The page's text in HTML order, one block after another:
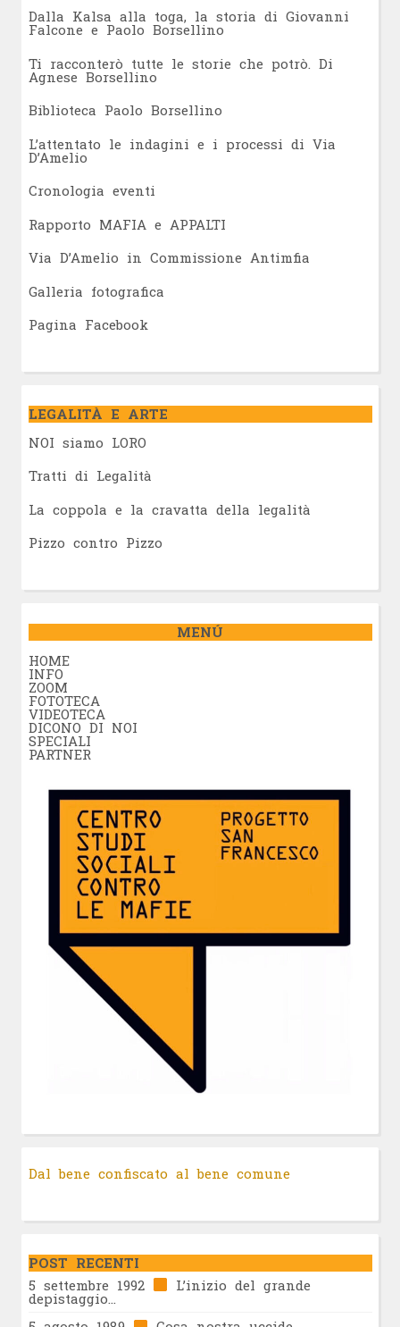
Dalla Kalsa alla toga, la storia di Giovanni
Falcone e Paolo Borsellino
Ti racconterò tutte le storie che potrò. Di
Agnese Borsellino
Biblioteca Paolo Borsellino
L’attentato le indagini e i processi di Via
D’Amelio
Cronologia eventi
Rapporto MAFIA e APPALTI
Via D’Amelio in Commissione Antimfia
Galleria fotografica
Pagina Facebook
LEGALITÀ E ARTE
NOI siamo LORO
Tratti di Legalità
La coppola e la cravatta della legalità
Pizzo contro Pizzo
MENÚ
HOME
INFO
ZOOM
FOTOTECA
VIDEOTECA
DICONO DI NOI
SPECIALI
PARTNER
Dal bene confiscato al bene comune
POST RECENTI
5 settembre 1992
L’inizio del grande
depistaggio…